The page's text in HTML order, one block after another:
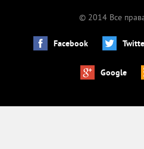
© 2014 Все
Facebook
Google